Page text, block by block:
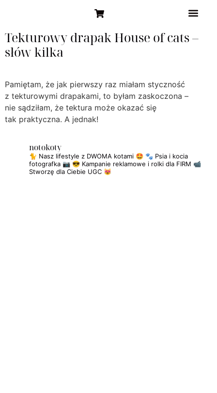
Tekturowy drapak House of cats –
słów kilka
Pamiętam, że jak pierwszy raz miałam styczność
z tekturowymi drapakami, to byłam zaskoczona –
nie sądziłam, że tektura może okazać się
tak praktyczna. A jednak!
notokoty
🐈 Nasz lifestyle z DWOMA kotami 🤩 🐾 Psia i kocia
fotografka 📷 😎 Kampanie reklamowe i rolki dla FIRM 📹
Stworzę dla Ciebie UGC 😻